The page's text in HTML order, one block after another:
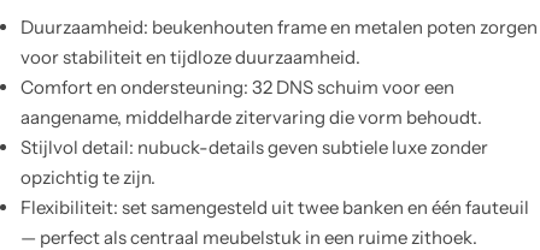
Duurzaamheid: beukenhouten frame en metalen poten zorgen
voor stabiliteit en tijdloze duurzaamheid.
Comfort en ondersteuning: 32 DNS schuim voor een
aangename, middelharde zitervaring die vorm behoudt.
Stijlvol detail: nubuck-details geven subtiele luxe zonder
opzichtig te zijn.
Flexibiliteit: set samengesteld uit twee banken en één fauteuil
— perfect als centraal meubelstuk in een ruime zithoek.